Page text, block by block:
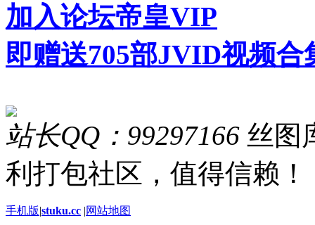
加入论坛帝皇VIP
即赠送705部JVID视频合
站长QQ：99297166 丝图
利打包社区，值得信赖！
手机版|stuku.cc |网站地图